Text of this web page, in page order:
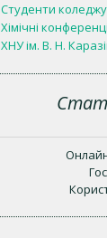
Студенти коледжу
Хімічні
ХНУ ім. В. Н.